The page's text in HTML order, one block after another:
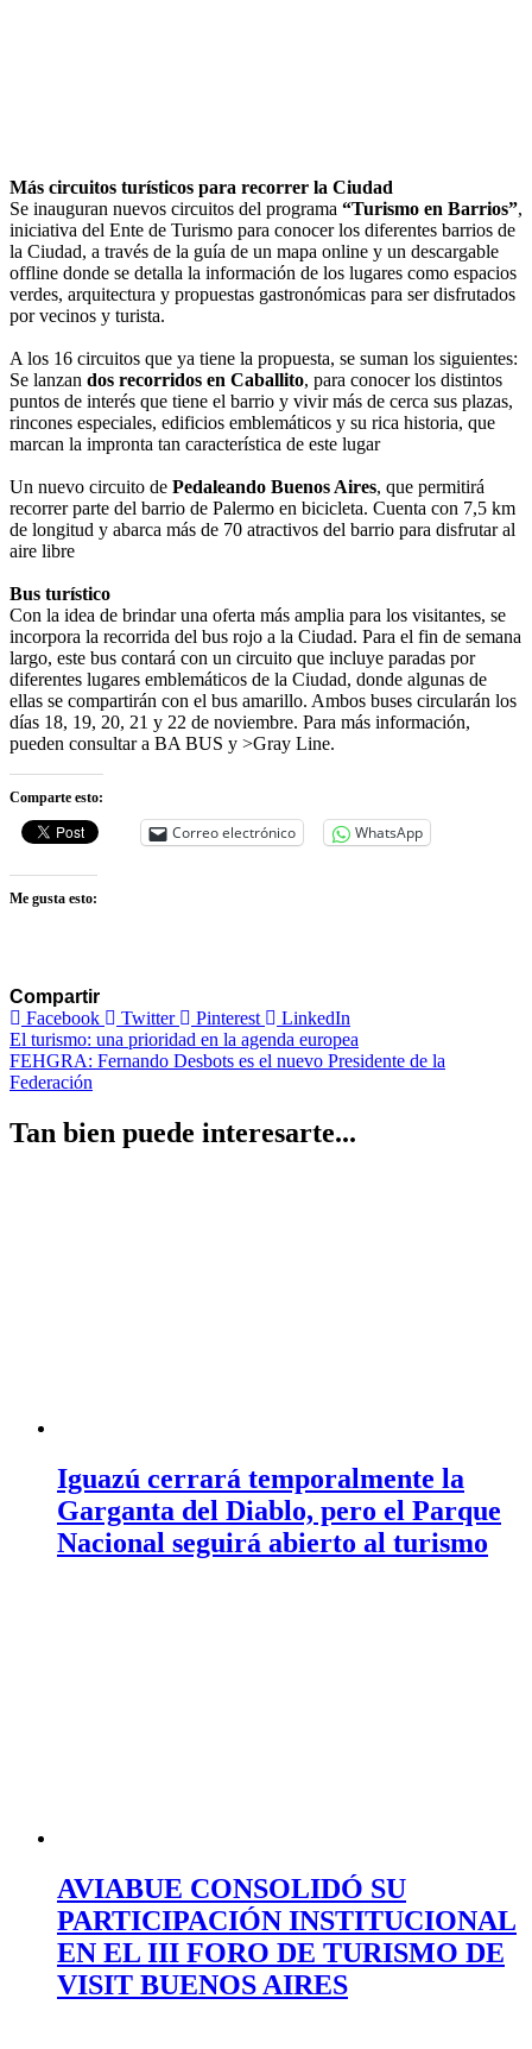
Más circuitos turísticos para recorrer la Ciudad
Se inauguran nuevos circuitos del programa “Turismo en Barrios”,
iniciativa del Ente de Turismo para conocer los diferentes barrios de
la Ciudad, a través de la guía de un mapa online y un descargable
offline donde se detalla la información de los lugares como espacios
verdes, arquitectura y propuestas gastronómicas para ser disfrutados
por vecinos y turista.
A los 16 circuitos que ya tiene la propuesta, se suman los siguientes:
Se lanzan dos recorridos en Caballito, para conocer los distintos
puntos de interés que tiene el barrio y vivir más de cerca sus plazas,
rincones especiales, edificios emblemáticos y su rica historia, que
marcan la impronta tan característica de este lugar
Un nuevo circuito de Pedaleando Buenos Aires, que permitirá
recorrer parte del barrio de Palermo en bicicleta. Cuenta con 7,5 km
de longitud y abarca más de 70 atractivos del barrio para disfrutar al
aire libre
Bus turístico
Con la idea de brindar una oferta más amplia para los visitantes, se
incorpora la recorrida del bus rojo a la Ciudad. Para el fin de semana
largo, este bus contará con un circuito que incluye paradas por
diferentes lugares emblemáticos de la Ciudad, donde algunas de
ellas se compartirán con el bus amarillo. Ambos buses circularán los
días 18, 19, 20, 21 y 22 de noviembre. Para más información,
pueden consultar a BA BUS y >Gray Line.
Comparte esto:
Correo electrónico WhatsApp
Me gusta esto:
Compartir
Facebook
Twitter Pinterest LinkedIn
Navegación
de
El turismo: una prioridad en la agenda europea
FEHGRA: Fernando Desbots es el nuevo Presidente de la
Federación
Tan bien puede interesarte...
Iguazú cerrará temporalmente la
Garganta del Diablo, pero el Parque
Nacional seguirá abierto al turismo
AVIABUE CONSOLIDÓ SU
PARTICIPACIÓN INSTITUCIONAL
EN EL III FORO DE TURISMO DE
VISIT BUENOS AIRES